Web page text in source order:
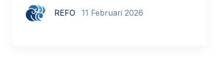
Februari dunia memperingati International
Day of Women and Girls in Science. Tema
REFO 11 Februari 2026